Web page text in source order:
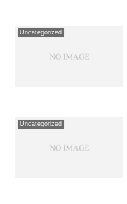
Uncategorized
Uncategorized